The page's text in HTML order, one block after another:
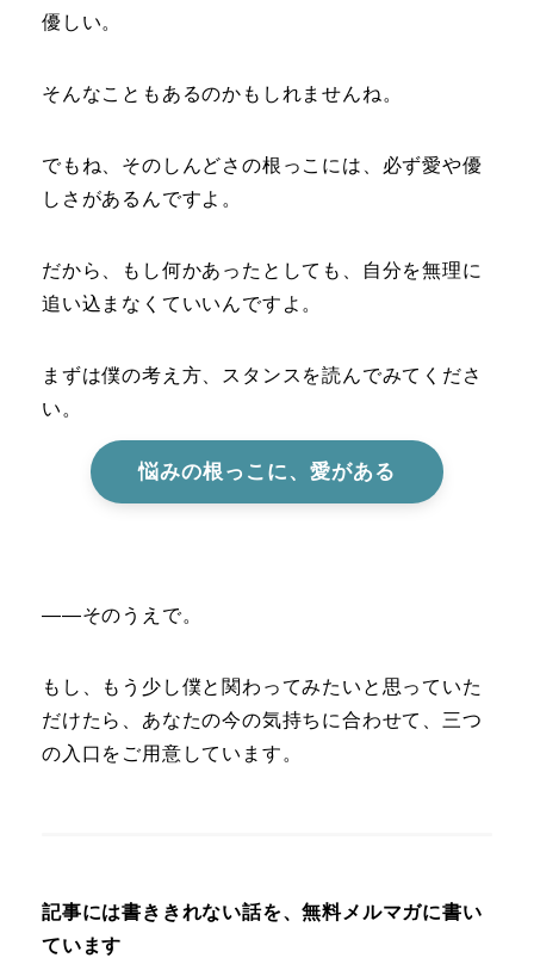
優しい。
そんなこともあるのかもしれませんね。
でもね、そのしんどさの根っこには、必ず愛や優
しさがあるんですよ。
だから、もし何かあったとしても、自分を無理に
追い込まなくていいんですよ。
まずは僕の考え方、スタンスを読んでみてくださ
い。
悩みの根っこに、愛がある
――そのうえで。
もし、もう少し僕と関わってみたいと思っていた
だけたら、あなたの今の気持ちに合わせて、三つ
の入口をご用意しています。
記事には書ききれない話を、無料メルマガに書い
ています